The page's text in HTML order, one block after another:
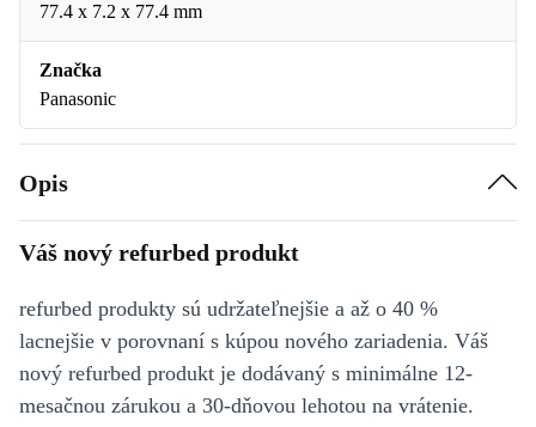
77.4 x 7.2 x 77.4 mm
Značka
Panasonic
Opis
Váš nový refurbed produkt
refurbed produkty sú udržateľnejšie a až o 40 %
lacnejšie v porovnaní s kúpou nového zariadenia. Váš
nový refurbed produkt je dodávaný s minimálne 12-
mesačnou zárukou a 30-dňovou lehotou na vrátenie.